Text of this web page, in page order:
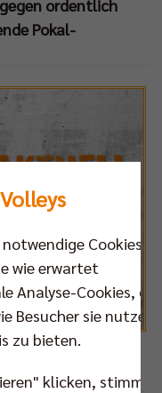
ordentlich
Pokal-
Cookies,
wie erwartet
Cookies, die
Besucher sie nutzen,
zu bieten.
klicken, stimmen